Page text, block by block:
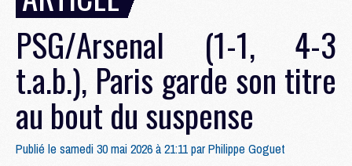
PSG/Arsenal (1-1, 4-3
t.a.b.), Paris garde son titre
au bout du suspense
Publié le samedi 30 mai 2026 à 21:11 parPhilippe Goguet